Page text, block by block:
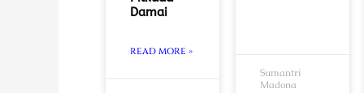
Damai
READ MORE »
Sumantri
Madona